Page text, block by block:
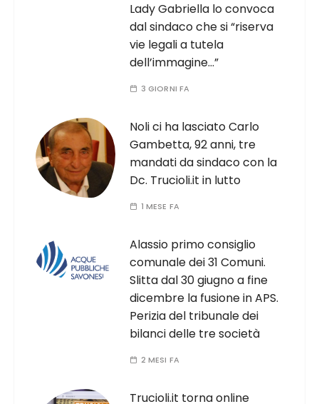
Lady Gabriella lo convoca
dal sindaco che si “riserva
vie legali a tutela
dell’immagine…”
3 GIORNI FA
Noli ci ha lasciato Carlo
Gambetta, 92 anni, tre
mandati da sindaco con la
Dc. Trucioli.it in lutto
1 MESE FA
Alassio primo consiglio
comunale dei 31 Comuni.
Slitta dal 30 giugno a fine
dicembre la fusione in APS.
Perizia del tribunale dei
bilanci delle tre società
2 MESI FA
Trucioli.it torna online